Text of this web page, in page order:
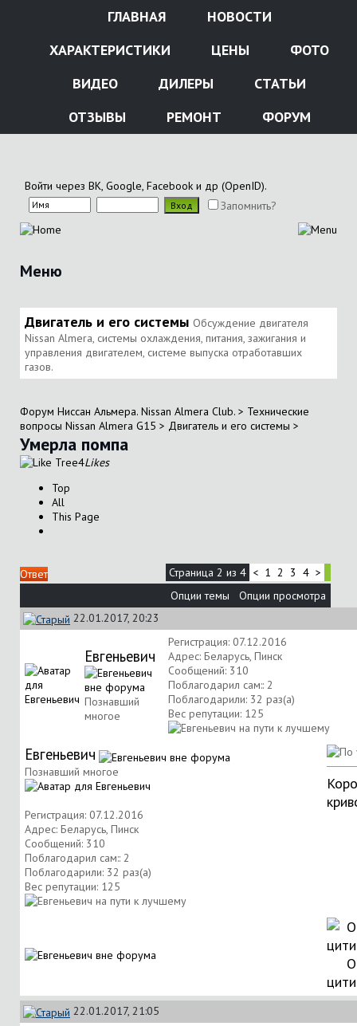
ГЛАВНАЯ
НОВОСТИ
ХАРАКТЕРИСТИКИ
ЦЕНЫ
ФОТО
ВИДЕО
ДИЛЕРЫ
СТАТЬИ
ОТЗЫВЫ
РЕМОНТ ФОРУМ
Войти через ВК, Google, Facebook и др (OpenID).
Запомнить?
Меню
Двигатель и его системы Обсуждение двигателя
Nissan Almera, системы охлаждения, питания, зажигания и
управления двигателем, системе выпуска отработавших
газов.
Форум Ниссан Альмера. Nissan Almera Club. > Технические
вопросы Nissan Almera G15 > Двигатель и его системы >
Умерла помпа
4Likes
Top
All
This Page
Ответ Страница 2 из 4 < 1 2 3 4 >
Опции темы
Опции просмотра
22.01.2017, 20:23
Евгеньевич
Познавший
многое
Регистрация: 07.12.2016
Адрес: Беларусь, Пинск
Сообщений: 310
Поблагодарил сам:: 2
Поблагодарили: 32 раз(а)
Вес репутации: 125
Евгеньевич
Познавший многое
Регистрация: 07.12.2016
Адрес: Беларусь, Пинск
Сообщений: 310
Поблагодарил сам:: 2
Поблагодарили: 32 раз(а)
Вес репутации: 125
22.01.2017, 21:05